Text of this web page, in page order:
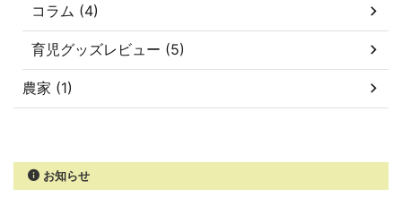
コラム (4)
育児グッズレビュー (5)
農家 (1)
お知らせ